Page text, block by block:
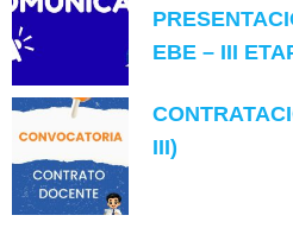
EBE – III
III)